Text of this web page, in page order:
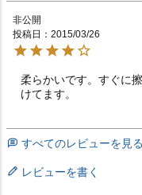
非公開
投稿日
2015/03/26
柔らかいです。すぐに
けてます。
すべてのレビューを見る
レビューを書く